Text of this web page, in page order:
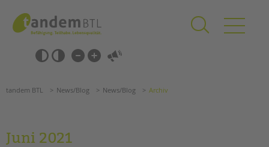
springen
Barrierefrei-
Einstellungen
überspringen
überspringen
tandem BTL News/Blog News/Blog Archiv
Juni 2021